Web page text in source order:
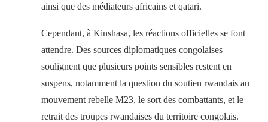
ainsi que des médiateurs africains et qatari.
Cependant, à Kinshasa, les réactions officielles se font
attendre. Des sources diplomatiques congolaises
soulignent que plusieurs points sensibles restent en
suspens, notamment la question du soutien rwandais au
mouvement rebelle M23, le sort des combattants, et le
retrait des troupes rwandaises du territoire congolais.